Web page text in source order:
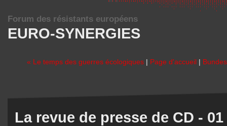
EURO-SYNERGIES
Forum des résistants européens
« Le temps des guerres écologiques | Page d'accueil |
La revue de presse de CD -